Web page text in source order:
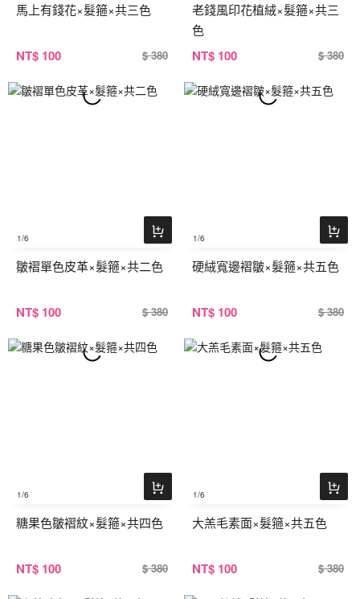
馬上有錢花×髮箍×共三色
NT$ 100 $ 380
老錢風印花植絨×髮箍×共三
色
NT$ 100 $ 380
1/6
皺褶單色皮革×髮箍×共二色
NT$ 100 $ 380
1/6
硬絨寬邊褶皺×髮箍×共五色
NT$ 100 $ 380
1/6
糖果色皺褶紋×髮箍×共四色
NT$ 100 $ 380
1/6
大羔毛素面×髮箍×共五色
NT$ 100 $ 380